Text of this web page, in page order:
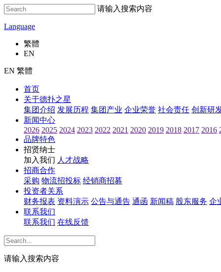
请输入搜索内容
Language
繁體
EN
EN 繁體
首页
关于德扑之星
集团介绍 发展历程 集团产业 企业荣誉 社会责任 创新研
新闻中心
2026 2025 2024 2023 2022 2021 2020 2019 2018 2017 2016
品牌特色
招贤纳士
加入我们 人才战略
招商合作
采购 物流招投标 经销商招募
投资者关系
财务报表 资料演示 公告与通告 通函 新闻稿 股东服务 企
联系我们
联系我们 在线反馈
请输入搜索内容